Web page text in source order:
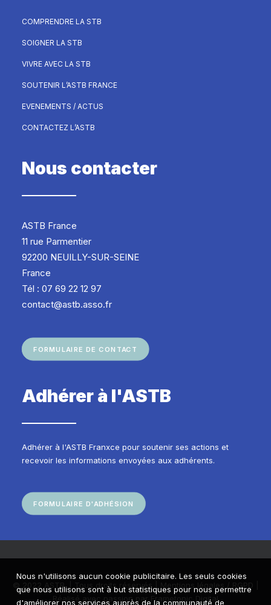
COMPRENDRE LA STB
SOIGNER LA STB
VIVRE AVEC LA STB
SOUTENIR L’ASTB FRANCE
EVENEMENTS / ACTUS
CONTACTEZ L’ASTB
Nous contacter
ASTB France
11 rue Parmentier
92200 NEUILLY-SUR-SEINE
France
Tél : 07 69 22 12 97
contact@astb.asso.fr
FORMULAIRE DE CONTACT
Adhérer à l'ASTB
Adhérer à l'ASTB Franxce pour soutenir ses actions et
recevoir les informations envoyées aux adhérents.
FORMULAIRE D'ADHÉSION
© 2022 ASTB. | Tous droits réservés | Mentions légales / RGPD
Réalisé avec passion par
Frametonic Digital
Nous n'utilisons aucun cookie publicitaire. Les seuls cookies
que nous utilisons sont à but statistiques pour nous permettre
d'améliorer nos services auprès de la communauté de